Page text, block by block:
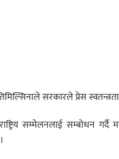
तिमिल्सिनाले सरकारले प्रेस
सम्मेलनलाई सम्बोधन